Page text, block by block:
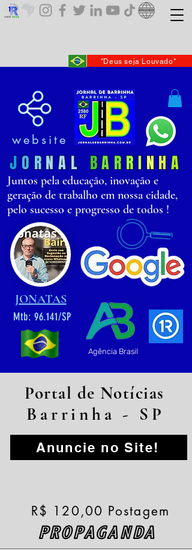
"Deus seja Louvado"
website
JO RNAL BARRI NHA
Juntos pela educação, inovação e
geração de trabalho em nossa cidade,
pelo sucesso e progresso de todos !
JONATAS
Mtb: 96.141/SP
Agência Brasil
Anuncie no Site!
PROPAGANDA
R$ 120,00 Postagem
Barrinha - SP
Portal de Notícias